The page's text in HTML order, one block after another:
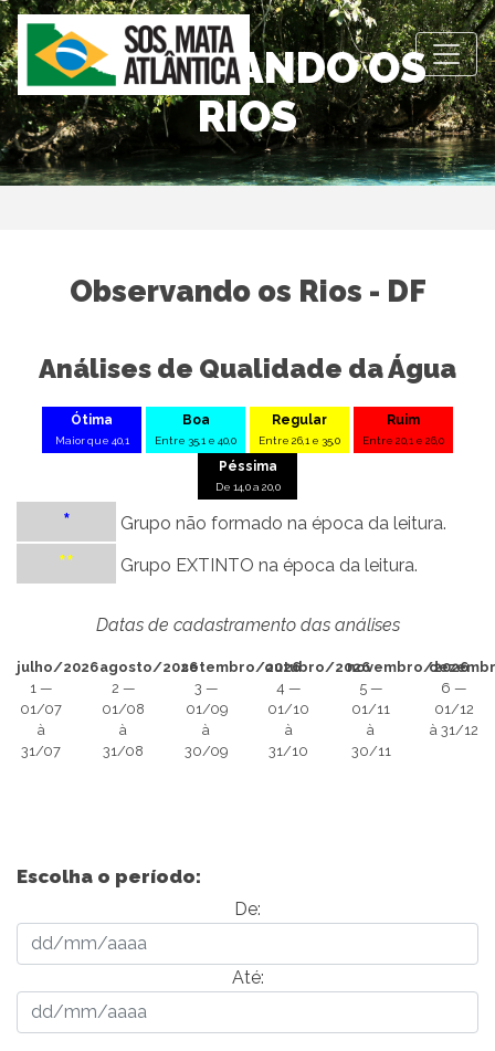
OBSERVANDO OS
RIOS
Observando os Rios - DF
Análises de Qualidade da Água
Ótima
Maior que 40,1
Boa
Entre 35,1 e 40,0
Regular
Entre 26,1 e 35,0
Ruim
Entre 20,1 e 26,0
Péssima
De 14,0 a 20,0
* Grupo não formado na época da leitura.
** Grupo EXTINTO na época da leitura.
Datas de cadastramento das análises
julho/2026
1 —
01/07
à
31/07
agosto/2026
2 —
01/08
à
31/08
setembro/2026
3 —
01/09
à
30/09
outubro/2026
4 —
01/10
à
31/10
novembro/2026
5 —
01/11
à
30/11
6 —
01/12
à 31/12
Escolha o período:
De:
Até: